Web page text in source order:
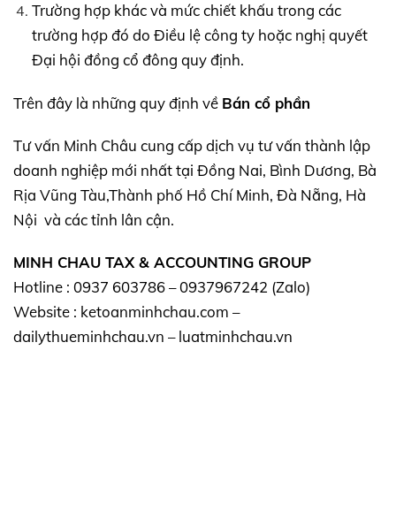
Trường hợp khác và mức chiết khấu trong các
trường hợp đó do Điều lệ công ty hoặc nghị quyết
Đại hội đồng cổ đông quy định.
Trên đây là những quy định về Bán cổ phần
Tư vấn Minh Châu cung cấp dịch vụ tư vấn thành lập
doanh nghiệp mới nhất tại Đồng Nai, Bình Dương, Bà
Rịa Vũng Tàu,Thành phố Hồ Chí Minh, Đà Nẵng, Hà
Nội và các tỉnh lân cận.
MINH CHAU TAX & ACCOUNTING GROUP
Hotline : 0937 603786 – 0937967242 (Zalo)
Website : ketoanminhchau.com –
dailythueminhchau.vn – luatminhchau.vn